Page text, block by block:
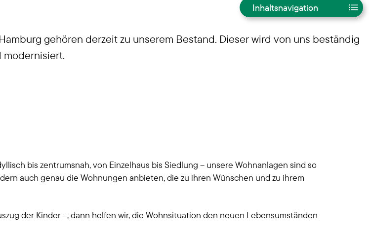
Inhaltsnavigation
Unsere Wohnanlagen
gehören derzeit zu unserem Bestand. Dieser wird von uns beständig
bis zentrumsnah, von Einzelhaus bis Siedlung – unsere Wohnanlagen sind so
auch genau die Wohnungen anbieten, die zu ihren Wünschen und zu ihrem
der Kinder –, dann helfen wir, die Wohnsituation den neuen Lebensumständen